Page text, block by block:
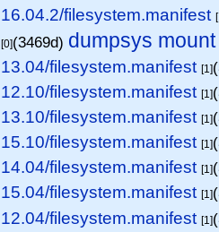
16.04.2/filesystem.manifest
[0](3469d) dumpsys mount
13.04/filesystem.manifest [1]
12.10/filesystem.manifest [1]
13.10/filesystem.manifest [1]
15.10/filesystem.manifest [1]
14.04/filesystem.manifest [1]
15.04/filesystem.manifest [1]
12.04/filesystem.manifest [1]